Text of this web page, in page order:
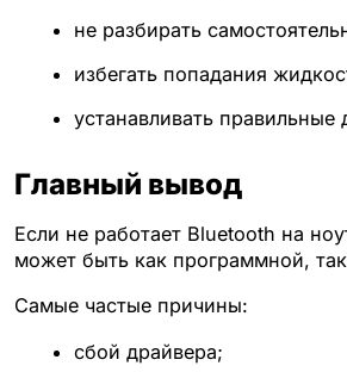
не разбирать
избегать попадания
устанавливать правильные
Главный вывод
Если не работает Bluetooth на
может быть как программной,
Самые частые причины:
сбой драйвера;